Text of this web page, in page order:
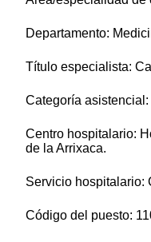
Departamento:
Título especialista:
Categoría
Centro hospitalario:
de la Arrixaca.
Servicio hospitalario:
Código del puesto: